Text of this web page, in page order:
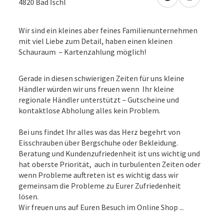
4820 Bad Ischl in Google
in
Wir sind ein kleines aber feines Familienunternehmen
mit viel Liebe zum Detail, haben einen kleinen
Schauraum – Kartenzahlung möglich!
Gerade in diesen schwierigen Zeiten für uns kleine
Händler würden wir uns freuen wenn Ihr kleine
regionale Händler unterstützt – Gutscheine und
kontaktlose Abholung alles kein Problem.
Bei uns findet Ihr alles was das Herz begehrt von
Eisschrauben über Bergschuhe oder Bekleidung.
Beratung und Kundenzufriedenheit ist uns wichtig und
hat oberste Priorität, auch in turbulenten Zeiten oder
wenn Probleme auftreten ist es wichtig dass wir
gemeinsam die Probleme zu Eurer Zufriedenheit
lösen.
Wir freuen uns auf Euren Besuch im Online Shop ...